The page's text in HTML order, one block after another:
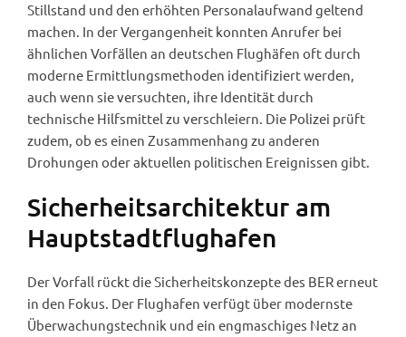
Stillstand und den erhöhten Personalaufwand geltend
machen. In der Vergangenheit konnten Anrufer bei
ähnlichen Vorfällen an deutschen Flughäfen oft durch
moderne Ermittlungsmethoden identifiziert werden,
auch wenn sie versuchten, ihre Identität durch
technische Hilfsmittel zu verschleiern. Die Polizei prüft
zudem, ob es einen Zusammenhang zu anderen
Drohungen oder aktuellen politischen Ereignissen gibt.
Sicherheitsarchitektur am
Hauptstadtflughafen
Der Vorfall rückt die Sicherheitskonzepte des BER erneut
in den Fokus. Der Flughafen verfügt über modernste
Überwachungstechnik und ein engmaschiges Netz an